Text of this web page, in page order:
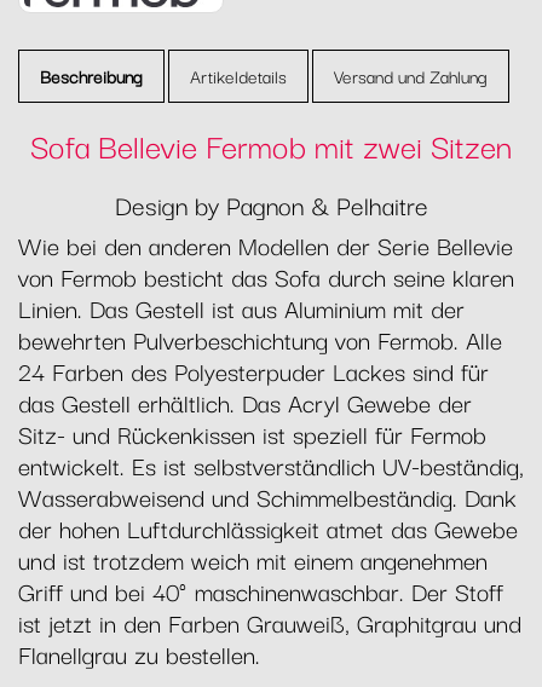
Beschreibung Artikeldetails Versand und Zahlung
Sofa Bellevie Fermob mit zwei Sitzen
Design by Pagnon & Pelhaitre
Wie bei den anderen Modellen der Serie Bellevie
von Fermob besticht das Sofa durch seine klaren
Linien. Das Gestell ist aus Aluminium mit der
bewehrten Pulverbeschichtung von Fermob. Alle
24 Farben des Polyesterpuder Lackes sind für
das Gestell erhältlich. Das Acryl Gewebe der
Sitz- und Rückenkissen ist speziell für Fermob
entwickelt. Es ist selbstverständlich UV-beständig,
Wasserabweisend und Schimmelbeständig. Dank
der hohen Luftdurchlässigkeit atmet das Gewebe
und ist trotzdem weich mit einem angenehmen
Griff und bei 40° maschinenwaschbar. Der Stoff
ist jetzt in den Farben Grauweiß, Graphitgrau und
Flanellgrau zu bestellen.